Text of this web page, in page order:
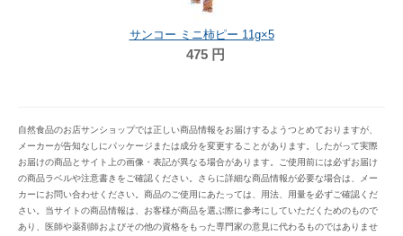
サンコー ミニ柿ピー 11g×5
475 円
自然食品のお店サンショップでは正しい商品情報をお届けするようつとめておりますが、
メーカーが告知なしにパッケージまたは成分を変更することがあります。したがって実際
お届けの商品とサイト上の画像・表記が異なる場合があります。ご使用前には必ずお届け
の商品ラベルや注意書きをご確認ください。さらに詳細な商品情報が必要な場合は、メー
カーにお問い合わせください。商品のご使用にあたっては、用法、用量を必ずご確認くだ
さい。当サイトの商品情報は、お客様が商品を選ぶ際に参考にしていただくためのもので
あり、医師や薬剤師およびその他の資格をもった専門家の意見に代わるものではありませ